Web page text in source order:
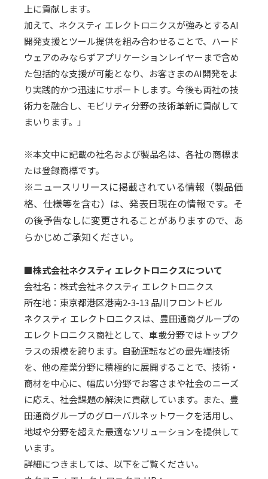
上に貢献します。
加えて、ネクスティ エレクトロニクスが強みとするAI
開発支援とツール提供を組み合わせることで、ハード
ウェアのみならずアプリケーションレイヤーまで含め
た包括的な支援が可能となり、お客さまのAI開発をよ
り実践的かつ迅速にサポートします。今後も両社の技
術力を融合し、モビリティ分野の技術革新に貢献して
まいります。」
※本文中に記載の社名および製品名は、各社の商標ま
たは登録商標です。
※ニュースリリースに掲載されている情報（製品価
格、仕様等を含む）は、発表日現在の情報です。そ
の後予告なしに変更されることがありますので、あ
らかじめご承知ください。
■株式会社ネクスティ エレクトロニクスについて
会社名：株式会社ネクスティ エレクトロニクス
所在地：東京都港区港南2-3-13 品川フロントビル
ネクスティ エレクトロニクスは、豊田通商グループの
エレクトロニクス商社として、車載分野ではトップク
ラスの規模を誇ります。自動運転などの最先端技術
を、他の産業分野に積極的に展開することで、技術・
商材を中心に、幅広い分野でお客さまや社会のニーズ
に応え、社会課題の解決に貢献しています。また、豊
田通商グループのグローバルネットワークを活用し、
地域や分野を超えた最適なソリューションを提供して
います。
詳細につきましては、以下をご覧ください。